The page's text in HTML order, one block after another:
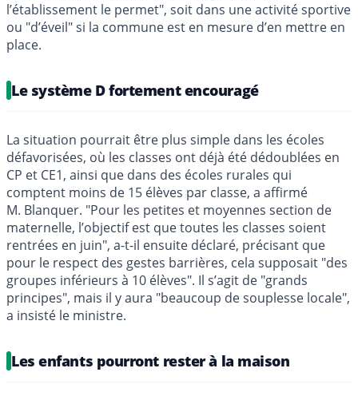
l’établissement le permet", soit dans une activité sportive
ou "d’éveil" si la commune est en mesure d’en mettre en
place.
Le système D fortement encouragé
La situation pourrait être plus simple dans les écoles
défavorisées, où les classes ont déjà été dédoublées en
CP et CE1, ainsi que dans des écoles rurales qui
comptent moins de 15 élèves par classe, a affirmé
M. Blanquer. "Pour les petites et moyennes section de
maternelle, l’objectif est que toutes les classes soient
rentrées en juin", a-t-il ensuite déclaré, précisant que
pour le respect des gestes barrières, cela supposait "des
groupes inférieurs à 10 élèves". Il s’agit de "grands
principes", mais il y aura "beaucoup de souplesse locale",
a insisté le ministre.
Les enfants pourront rester à la maison